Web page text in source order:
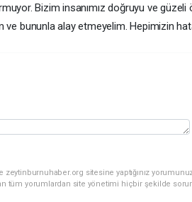
Bizim insanımız doğruyu ve
bununla alay etmeyelim. Hepimizin
zeytinburnuhaber.org sitesine yaptığınız
tüm yorumlardan site yönetimi hiçbir şekilde